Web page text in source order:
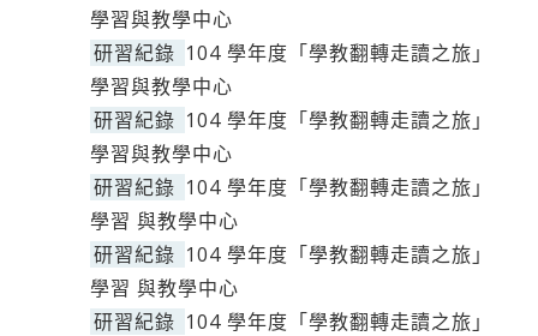
學習與教學中心
研習紀錄 104 學年度「學教翻轉走讀之旅」
學習與教學中心
研習紀錄 104 學年度「學教翻轉走讀之旅」
學習與教學中心
研習紀錄 104 學年度「學教翻轉走讀之旅」
學習 與教學中心
研習紀錄 104 學年度「學教翻轉走讀之旅」
學習 與教學中心
研習紀錄 104 學年度「學教翻轉走讀之旅」